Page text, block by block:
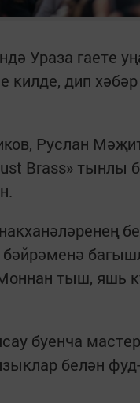
Ураза гаете
дип хәбәр
Руслан
Brass» тынлы
тыш, яшь
буенча
белән